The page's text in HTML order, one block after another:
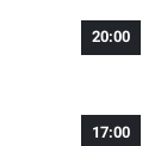
20:00
17:00